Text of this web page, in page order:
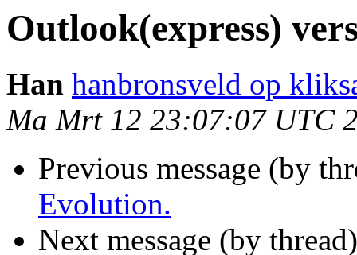
Outlook(express)
Han hanbronsveld op
Ma Mrt 12 23:07:07 UTC
Previous message (by
Evolution.
Next message (by